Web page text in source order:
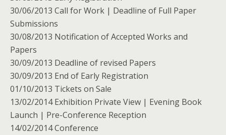
30/06/2013 Call for Work | Deadline of Full Paper
Submissions
30/08/2013 Notification of Accepted Works and
Papers
30/09/2013 Deadline of revised Papers
30/09/2013 End of Early Registration
01/10/2013 Tickets on Sale
13/02/2014 Exhibition Private View | Evening Book
Launch | Pre-Conference Reception
14/02/2014 Conference